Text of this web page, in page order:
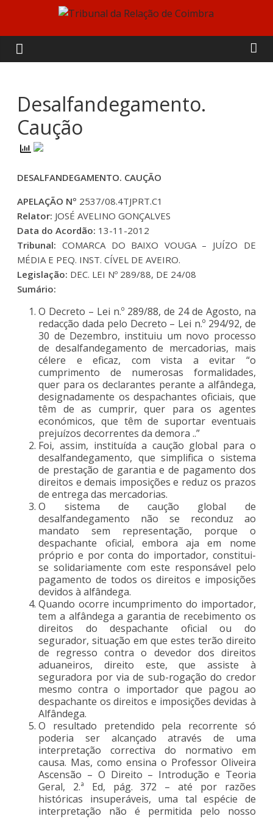
content
Tribunal
da
Relação
de
Coimbra
Desalfandegamento.
Caução
DESALFANDEGAMENTO. CAUÇÃO
APELAÇÃO Nº 2537/08.4TJPRT.C1
Relator: JOSÉ AVELINO GONÇALVES
Data do Acordão: 13-11-2012
Tribunal: COMARCA DO BAIXO VOUGA – JUÍZO DE
MÉDIA E PEQ. INST. CÍVEL DE AVEIRO.
Legislação: DEC. LEI Nº 289/88, DE 24/08
Sumário:
O Decreto – Lei n.º 289/88, de 24 de Agosto, na
redacção dada pelo Decreto – Lei n.º 294/92, de
30 de Dezembro, instituiu um novo processo
de desalfandegamento de mercadorias, mais
célere e eficaz, com vista a evitar “o
cumprimento de numerosas formalidades,
quer para os declarantes perante a alfândega,
designadamente os despachantes oficiais, que
têm de as cumprir, quer para os agentes
económicos, que têm de suportar eventuais
prejuízos decorrentes da demora ..”
Foi, assim, instituída a caução global para o
desalfandegamento, que simplifica o sistema
de prestação de garantia e de pagamento dos
direitos e demais imposições e reduz os prazos
de entrega das mercadorias.
O sistema de caução global de
desalfandegamento não se reconduz ao
mandato sem representação, porque o
despachante oficial, embora aja em nome
próprio e por conta do importador, constitui-
se solidariamente com este responsável pelo
pagamento de todos os direitos e imposições
devidos à alfândega.
Quando ocorre incumprimento do importador,
tem a alfândega a garantia de recebimento os
direitos do despachante oficial ou do
segurador, situação em que estes terão direito
de regresso contra o devedor dos direitos
aduaneiros, direito este, que assiste à
seguradora por via de sub-rogação do credor
mesmo contra o importador que pagou ao
despachante os direitos e imposições devidas à
Alfândega.
O resultado pretendido pela recorrente só
poderia ser alcançado através de uma
interpretação correctiva do normativo em
causa. Mas, como ensina o Professor Oliveira
Ascensão – O Direito – Introdução e Teoria
Geral, 2.ª Ed, pág. 372 – até por razões
históricas insuperáveis, uma tal espécie de
interpretação não é permitida pelo nosso